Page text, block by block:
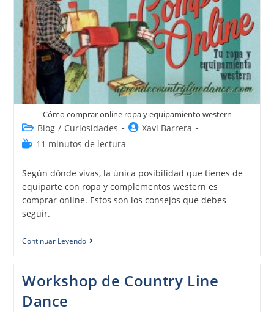
Cómo comprar online ropa y equipamiento western
Blog / Curiosidades
Xavi Barrera
11 minutos de lectura
Según dónde vivas, la única posibilidad que tienes de
equiparte con ropa y complementos western es
comprar online. Estos son los consejos que debes
seguir.
Continuar Leyendo
Workshop de Country Line
Dance